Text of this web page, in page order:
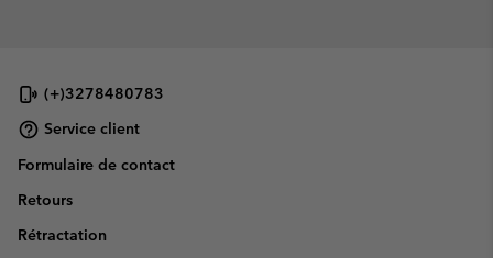
(+)3278480783
Service client
Formulaire de contact
Retours
Rétractation